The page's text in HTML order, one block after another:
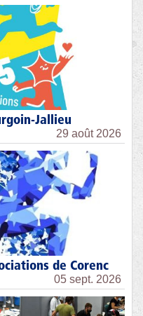
Jallieu
29 août 2026
de Corenc
05 sept. 2026